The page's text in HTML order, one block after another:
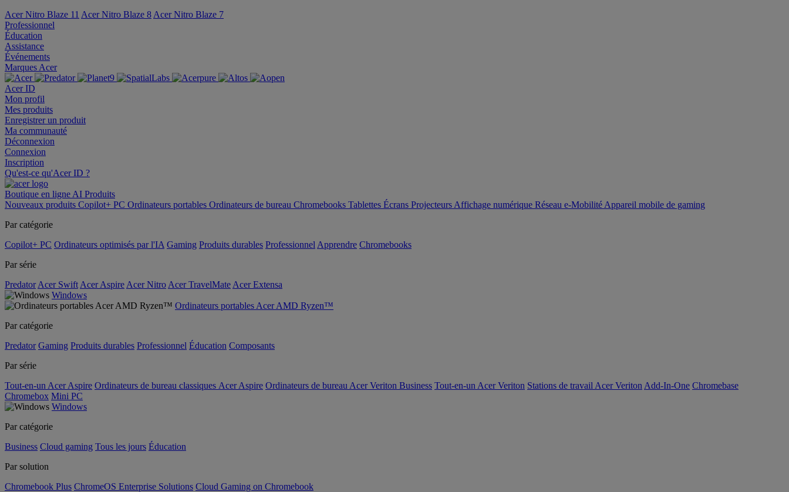
Acer Nitro Blaze 11 Acer Nitro Blaze 8 Acer Nitro Blaze 7
Professionnel
Éducation
Assistance
Événements
Marques Acer
Acer ID
Mon profil
Mes produits
Enregistrer un produit
Ma communauté
Déconnexion
Connexion
Inscription
Qu'est-ce qu'Acer ID ?
Boutique en ligne AI Produits
Nouveaux produits Copilot+ PC Ordinateurs portables Ordinateurs de bureau Chromebooks Tablettes Écrans Projecteurs Affichage numérique Réseau e-Mobilité Appareil mobile de gaming
Par catégorie
Copilot+ PC Ordinateurs optimisés par l'IA Gaming Produits durables Professionnel Apprendre Chromebooks
Par série
Predator Acer Swift Acer Aspire Acer Nitro Acer TravelMate Acer Extensa
Windows
Ordinateurs portables Acer AMD Ryzen™
Par catégorie
Predator Gaming Produits durables Professionnel Éducation Composants
Par série
Tout-en-un Acer Aspire Ordinateurs de bureau classiques Acer Aspire Ordinateurs de bureau Acer Veriton Business Tout-en-un Acer Veriton Stations de travail Acer Veriton Add-In-One Chromebase
Chromebox Mini PC
Windows
Par catégorie
Business Cloud gaming Tous les jours Éducation
Par solution
Chromebook Plus ChromeOS Enterprise Solutions Cloud Gaming on Chromebook